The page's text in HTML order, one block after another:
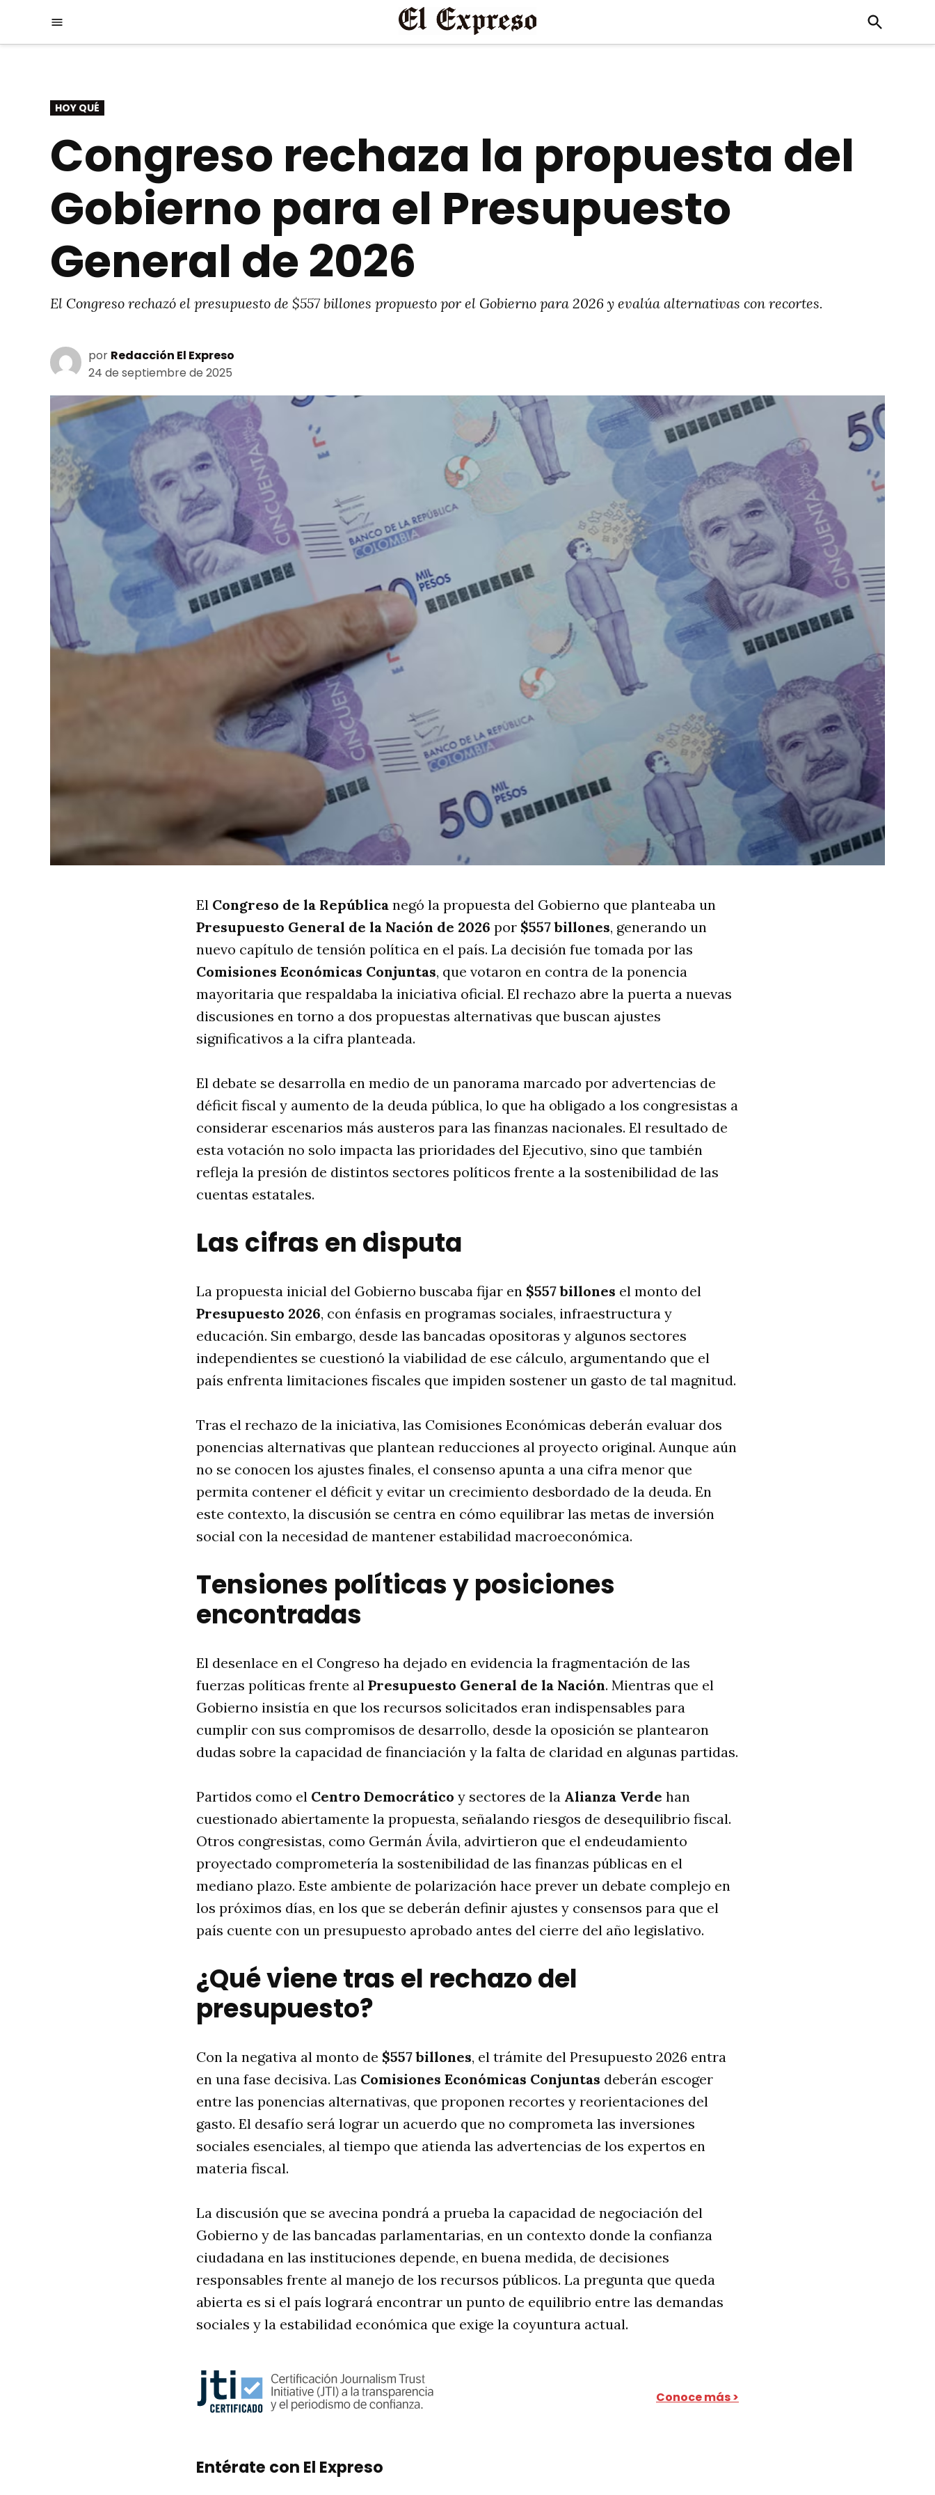
Menú
Open
Search
PUBLICADO
EN
HOY QUÉ
Congreso rechaza la propuesta del
Gobierno para el Presupuesto
General de 2026
El Congreso rechazó el presupuesto de $557 billones propuesto por el Gobierno para 2026 y evalúa alternativas con recortes.
por Redacción El Expreso
24 de septiembre de 2025
El Congreso de la República negó la propuesta del Gobierno que planteaba un
Presupuesto General de la Nación de 2026 por $557 billones, generando un
nuevo capítulo de tensión política en el país. La decisión fue tomada por las
Comisiones Económicas Conjuntas, que votaron en contra de la ponencia
mayoritaria que respaldaba la iniciativa oficial. El rechazo abre la puerta a nuevas
discusiones en torno a dos propuestas alternativas que buscan ajustes
significativos a la cifra planteada.
El debate se desarrolla en medio de un panorama marcado por advertencias de
déficit fiscal y aumento de la deuda pública, lo que ha obligado a los congresistas a
considerar escenarios más austeros para las finanzas nacionales. El resultado de
esta votación no solo impacta las prioridades del Ejecutivo, sino que también
refleja la presión de distintos sectores políticos frente a la sostenibilidad de las
cuentas estatales.
Las cifras en disputa
La propuesta inicial del Gobierno buscaba fijar en $557 billones el monto del
Presupuesto 2026, con énfasis en programas sociales, infraestructura y
educación. Sin embargo, desde las bancadas opositoras y algunos sectores
independientes se cuestionó la viabilidad de ese cálculo, argumentando que el
país enfrenta limitaciones fiscales que impiden sostener un gasto de tal magnitud.
Tras el rechazo de la iniciativa, las Comisiones Económicas deberán evaluar dos
ponencias alternativas que plantean reducciones al proyecto original. Aunque aún
no se conocen los ajustes finales, el consenso apunta a una cifra menor que
permita contener el déficit y evitar un crecimiento desbordado de la deuda. En
este contexto, la discusión se centra en cómo equilibrar las metas de inversión
social con la necesidad de mantener estabilidad macroeconómica.
Tensiones políticas y posiciones
encontradas
El desenlace en el Congreso ha dejado en evidencia la fragmentación de las
fuerzas políticas frente al Presupuesto General de la Nación. Mientras que el
Gobierno insistía en que los recursos solicitados eran indispensables para
cumplir con sus compromisos de desarrollo, desde la oposición se plantearon
dudas sobre la capacidad de financiación y la falta de claridad en algunas partidas.
Partidos como el Centro Democrático y sectores de la Alianza Verde han
cuestionado abiertamente la propuesta, señalando riesgos de desequilibrio fiscal.
Otros congresistas, como Germán Ávila, advirtieron que el endeudamiento
proyectado comprometería la sostenibilidad de las finanzas públicas en el
mediano plazo. Este ambiente de polarización hace prever un debate complejo en
los próximos días, en los que se deberán definir ajustes y consensos para que el
país cuente con un presupuesto aprobado antes del cierre del año legislativo.
¿Qué viene tras el rechazo del
presupuesto?
Con la negativa al monto de $557 billones, el trámite del Presupuesto 2026 entra
en una fase decisiva. Las Comisiones Económicas Conjuntas deberán escoger
entre las ponencias alternativas, que proponen recortes y reorientaciones del
gasto. El desafío será lograr un acuerdo que no comprometa las inversiones
sociales esenciales, al tiempo que atienda las advertencias de los expertos en
materia fiscal.
La discusión que se avecina pondrá a prueba la capacidad de negociación del
Gobierno y de las bancadas parlamentarias, en un contexto donde la confianza
ciudadana en las instituciones depende, en buena medida, de decisiones
responsables frente al manejo de los recursos públicos. La pregunta que queda
abierta es si el país logrará encontrar un punto de equilibrio entre las demandas
sociales y la estabilidad económica que exige la coyuntura actual.
Conoce más >
Entérate con El Expreso